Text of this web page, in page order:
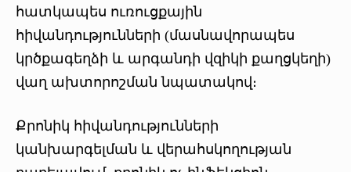
հատկապես ուռուցքային
հիվանդությունների (մասնավորապես
կրծքագեղձի և արգանդի վզիկի քաղցկեղի)
վաղ ախտորոշման նպատակով։
Քրոնիկ հիվանդությունների
կանխարգելման և վերահսկողության